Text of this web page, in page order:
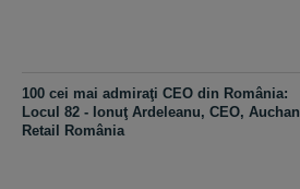
100 cei mai admiraţi CEO din România:
Locul 82 - Ionuţ Ardeleanu, CEO, Auchan
Retail România